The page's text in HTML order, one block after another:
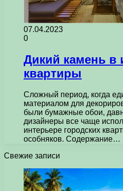
07.04.2023
0
Дикий камень в
квартиры
Сложный период, когда
материалом для
были бумажные обои,
дизайнеры все чаще
интерьере городских
особняков. Содержание…
Свежие записи